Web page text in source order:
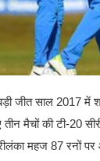
जीत साल 2017 में
मैचों की टी-20
महज 87 रनों